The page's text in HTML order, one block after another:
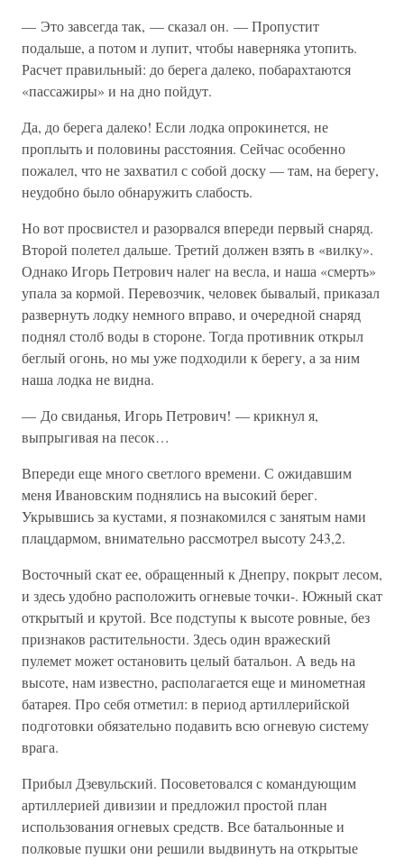
— Это завсегда так, — сказал он. — Пропустит
подальше, а потом и лупит, чтобы наверняка утопить.
Расчет правильный: до берега далеко, побарахтаются
«пассажиры» и на дно пойдут.
Да, до берега далеко! Если лодка опрокинется, не
проплыть и половины расстояния. Сейчас особенно
пожалел, что не захватил с собой доску — там, на берегу,
неудобно было обнаружить слабость.
Но вот просвистел и разорвался впереди первый снаряд.
Второй полетел дальше. Третий должен взять в «вилку».
Однако Игорь Петрович налег на весла, и наша «смерть»
упала за кормой. Перевозчик, человек бывалый, приказал
развернуть лодку немного вправо, и очередной снаряд
поднял столб воды в стороне. Тогда противник открыл
беглый огонь, но мы уже подходили к берегу, а за ним
наша лодка не видна.
— До свиданья, Игорь Петрович! — крикнул я,
выпрыгивая на песок…
Впереди еще много светлого времени. С ожидавшим
меня Ивановским поднялись на высокий берег.
Укрывшись за кустами, я познакомился с занятым нами
плацдармом, внимательно рассмотрел высоту 243,2.
Восточный скат ее, обращенный к Днепру, покрыт лесом,
и здесь удобно расположить огневые точки-. Южный скат
открытый и крутой. Все подступы к высоте ровные, без
признаков растительности. Здесь один вражеский
пулемет может остановить целый батальон. А ведь на
высоте, нам известно, располагается еще и минометная
батарея. Про себя отметил: в период артиллерийской
подготовки обязательно подавить всю огневую систему
врага.
Прибыл Дзевульский. Посоветовался с командующим
артиллерией дивизии и предложил простой план
использования огневых средств. Все батальонные и
полковые пушки они решили выдвинуть на открытые